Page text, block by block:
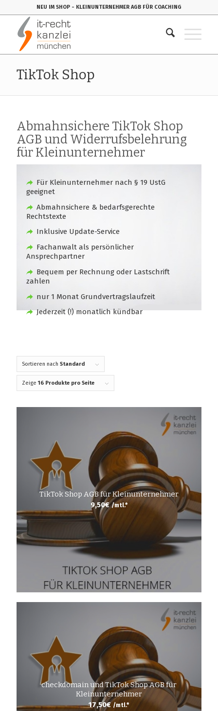
NEU IM SHOP - KLEINUNTERNEHMER AGB FÜR COACHING
TikTok Shop
Abmahnsichere TikTok Shop
AGB und Widerrufsbelehrung
für Kleinunternehmer
Für Kleinunternehmer nach § 19 UstG
geeignet
Abmahnsichere & bedarfsgerechte
Rechtstexte
Inklusive Update-Service
Fachanwalt als persönlicher
Ansprechpartner
Bequem per Rechnung oder Lastschrift
zahlen
nur 1 Monat Grundvertragslaufzeit
Jederzeit (!) monatlich kündbar
Sortieren nach Standard
Zeige16 Produkte pro Seite
TikTok Shop AGB für Kleinunternehmer
9,50€ /mtl.*
checkdomain und TikTok Shop AGB für
Kleinunternehmer
17,50€ /mtl.*